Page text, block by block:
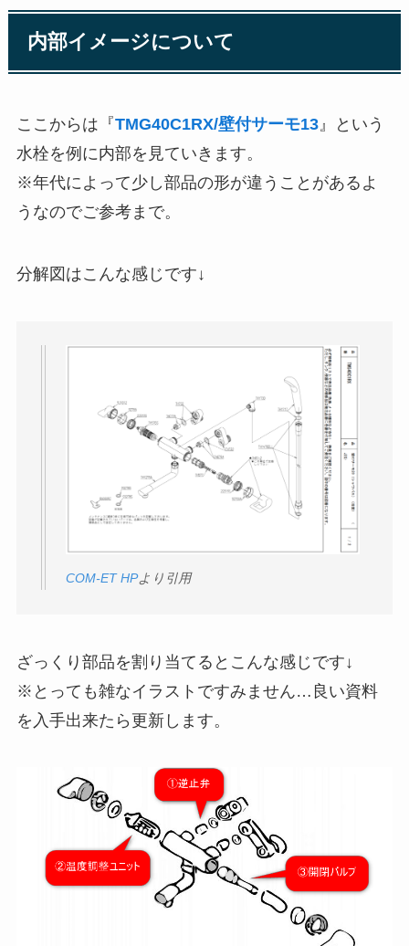
内部イメージについて
ここからは『TMG40C1RX/壁付サーモ13』という
水栓を例に内部を見ていきます。
※年代によって少し部品の形が違うことがあるよ
うなのでご参考まで。
分解図はこんな感じです↓
COM-ET HPより引用
ざっくり部品を割り当てるとこんな感じです↓
※とっても雑なイラストですみません…良い資料
を入手出来たら更新します。